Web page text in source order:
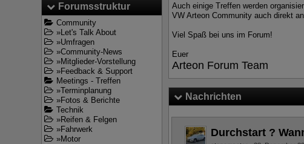
Forumsstruktur
Community
»Let's Talk About
»Umfragen
»Community-News
»Mitglieder-Vorstellung
»Feedback & Support
Meetings - Treffen
»Terminplanung
»Fotos & Berichte
Technik
»Reifen & Felgen
»Fahrwerk
»Motor
Auch einige Treffen werden
VW Arteon Community auch direkt
Viel Spaß bei uns im Forum!
Euer
Arteon Forum Team
Nachrichten
Durchstart ?